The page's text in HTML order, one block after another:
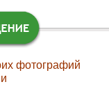
фотографий